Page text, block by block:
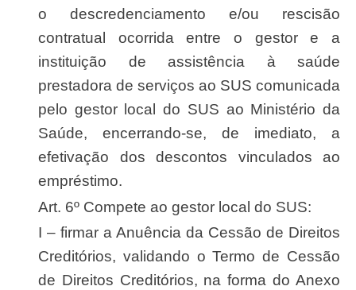
o descredenciamento e/ou rescisão
contratual ocorrida entre o gestor e a
instituição de assistência à saúde
prestadora de serviços ao SUS comunicada
pelo gestor local do SUS ao Ministério da
Saúde, encerrando-se, de imediato, a
efetivação dos descontos vinculados ao
empréstimo.
Art. 6º Compete ao gestor local do SUS:
I – firmar a Anuência da Cessão de Direitos
Creditórios, validando o Termo de Cessão
de Direitos Creditórios, na forma do Anexo